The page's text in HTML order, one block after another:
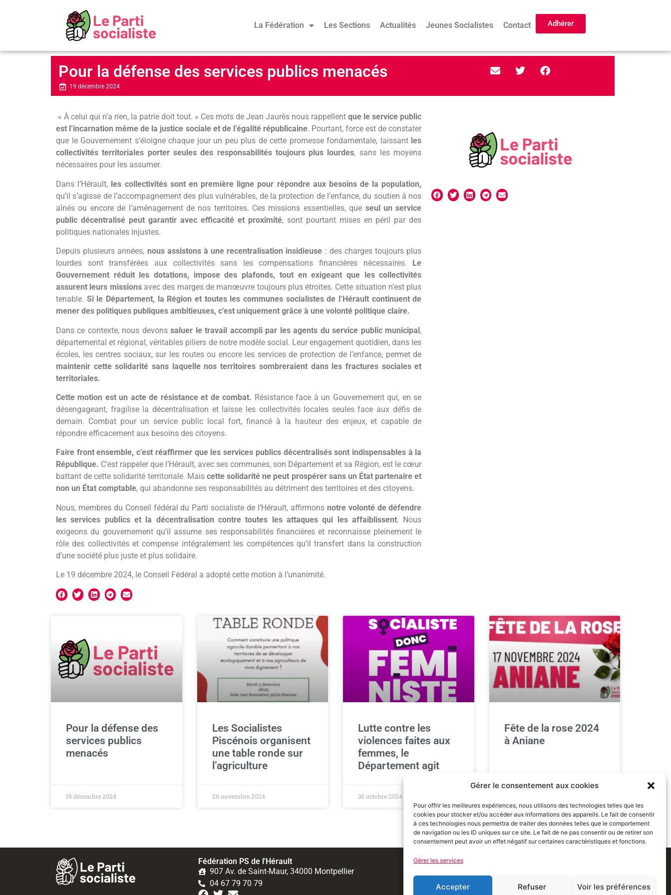
Gérer le consentement aux cookies
Pour offrir les meilleures expériences, nous utilisons des technologies telles que les
cookies pour stocker et/ou accéder aux informations des appareils. Le fait de consentir
à ces technologies nous permettra de traiter des données telles que le comportement
de navigation ou les ID uniques sur ce site. Le fait de ne pas consentir ou de retirer son
consentement peut avoir un effet négatif sur certaines caractéristiques et fonctions.
Gérer les services
Accepter Refuser Voir les préférences
La Fédération Les Sections Actualités Jeunes Socialistes Contact Adhérer
Pour la défense des services publics menacés
19 décembre 2024
« À celui qui n’a rien, la patrie doit tout. » Ces mots de Jean Jaurès nous rappellentque le service public
est l’incarnation même de la justice sociale et de l’égalité républicaine. Pourtant, force est de constater
que le Gouvernement s’éloigne chaque jour un peu plus de cette promesse fondamentale, laissant les
collectivités territoriales porter seules des responsabilités toujours plus lourdes, sans les moyens
nécessaires pour les assumer.
Dans l’Hérault, les collectivités sont en première ligne pour répondre aux besoins de la population,
qu’il s’agisse de l’accompagnement des plus vulnérables, de la protection de l’enfance, du soutien à nos
aînés ou encore de l’aménagement de nos territoires. Ces missions essentielles, que seul un service
public décentralisé peut garantir avec efficacité et proximité, sont pourtant mises en péril par des
politiques nationales injustes.
Depuis plusieurs années, nous assistons à une recentralisation insidieuse : des charges toujours plus
lourdes sont transférées aux collectivités sans les compensations financières nécessaires.
Le
Gouvernement réduit les dotations, impose des plafonds, tout en exigeant que les collectivités
assurent leurs missionsavec des marges de manœuvre toujours plus étroites. Cette situation n’est plus
tenable. Si le Département, la Région et toutes les communes socialistes de l’Hérault continuent de
mener des politiques publiques ambitieuses, c’est uniquement grâce à une volonté politique claire.
Dans ce contexte, nous devonssaluer le travail accompli par les agents du service public municipal,
départemental et régional, véritables piliers de notre modèle social. Leur engagement quotidien, dans les
écoles, les centres sociaux, sur les routes ou encore les services de protection de l’enfance, permet de
maintenir cette solidarité sans laquelle nos territoires sombreraient dans les fractures sociales et
territoriales.
Cette motion est un acte de résistance et de combat. Résistance face à un Gouvernement qui, en se
désengageant, fragilise la décentralisation et laisse les collectivités locales seules face aux défis de
demain. Combat pour un service public local fort, financé à la hauteur des enjeux, et capable de
répondre efficacement aux besoins des citoyens.
Faire front ensemble, c’est réaffirmer que les services publics décentralisés sont indispensables à la
République. C’est rappeler que l’Hérault, avec ses communes, son Département et sa Région, est le cœur
battant de cette solidarité territoriale. Mais cette solidarité ne peut prospérer sans un État partenaire et
non un État comptable, qui abandonne ses responsabilités au détriment des territoires et des citoyens.
Nous, membres du Conseil fédéral du Parti socialiste de l’Hérault, affirmons notre volonté de défendre
les services publics et la décentralisation contre toutes les attaques qui les affaiblissent. Nous
exigeons du gouvernement qu’il assume ses responsabilités financières et reconnaisse pleinement le
rôle des collectivités et compense intégralement les compétences qu’il transfert dans la construction
d’une société plus juste et plus solidaire.
Le 19 décembre 2024, le Conseil Fédéral a adopté cette motion à l’unanimité.
Pour la défense des
services publics
menacés
19 décembre 2024
Les Socialistes
Piscénois organisent
une table ronde sur
l’agriculture
26 novembre 2024
Lutte contre les
violences faites aux
femmes, le
Département agit
30 octobre 2024
Fête de la rose 2024
à Aniane
Fédération PS de l'Hérault
907 Av. de Saint-Maur, 34000 Montpellier
04 67 79 70 79
Mentions Légales